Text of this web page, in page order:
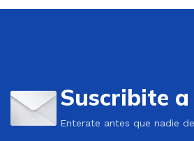
Suscribite
Enterate antes que nadie